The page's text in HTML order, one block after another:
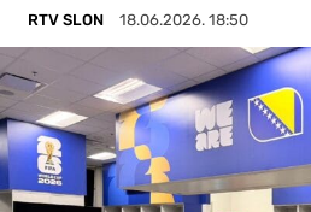
RTV SLON 18.06.2026. 18:50